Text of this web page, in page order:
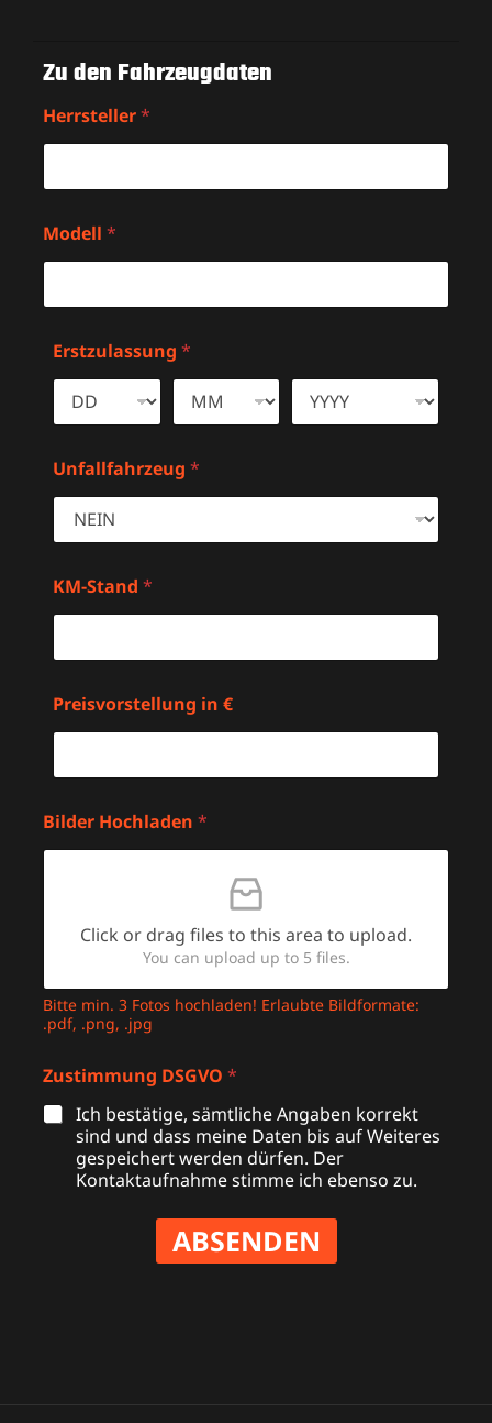
Zu den Fahrzeugdaten
Herrsteller*
Modell *
Erstzulassung *
Unfallfahrzeug *
KM-Stand *
Preisvorstellung in €
Bilder Hochladen *
Click or drag files to this area to upload.
You can upload up to 5 files.
Bitte min. 3 Fotos hochladen! Erlaubte Bildformate:
.pdf, .png, .jpg
Zustimmung DSGVO *
Ich bestätige, sämtliche Angaben korrekt
sind und dass meine Daten bis auf Weiteres
gespeichert werden dürfen. Der
Kontaktaufnahme stimme ich ebenso zu.
ABSENDEN